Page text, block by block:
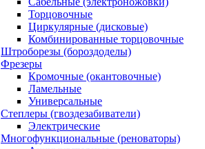
Торцовочные
Циркулярные (дисковые)
Комбинированные торцовочные
Штроборезы (бороздоделы)
Фрезеры
Кромочные (окантовочные)
Ламельные
Универсальные
Степлеры (гвоздезабиватели)
Электрические
Многофункциональные (реноваторы)